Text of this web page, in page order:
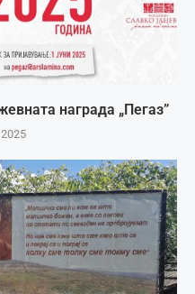
награда „Пегаз”